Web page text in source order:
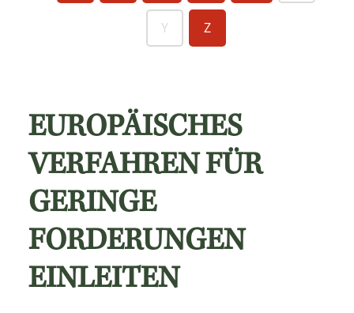
Y Z
EUROPÄISCHES
VERFAHREN FÜR
GERINGE
FORDERUNGEN
EINLEITEN